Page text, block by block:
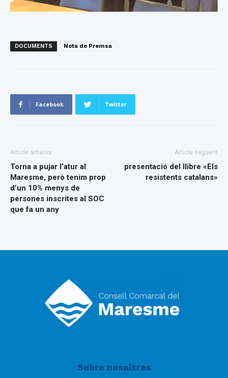
DOCUMENTS Nota de Premsa
Facebook Twitter
Article anterior
Torna a pujar l’atur al
Maresme, però tenim prop
d’un 10% menys de
persones inscrites al SOC
que fa un any
Article següent
presentació del llibre «Els
resistents catalans»
Sobre nosaltres